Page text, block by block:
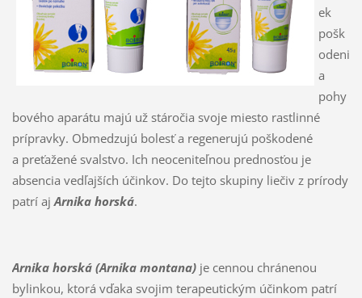
ek
pošk
odeni
a
pohy
bového aparátu majú už stáročia svoje miesto rastlinné
prípravky. Obmedzujú bolesť a regenerujú poškodené
a preťažené svalstvo. Ich neoceniteľnou prednosťou je
absencia vedľajších účinkov. Do tejto skupiny liečiv z prírody
patrí aj Arnika horská.
Arnika horská (Arnika montana)je cennou chránenou
bylinkou, ktorá vďaka svojim terapeutickým účinkom patrí